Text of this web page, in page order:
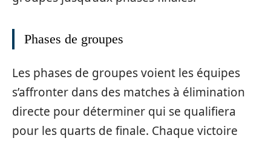
Phases de groupes
Les phases de groupes voient les équipes
s’affronter dans des matches à élimination
directe pour déterminer qui se qualifiera
pour les quarts de finale. Chaque victoire